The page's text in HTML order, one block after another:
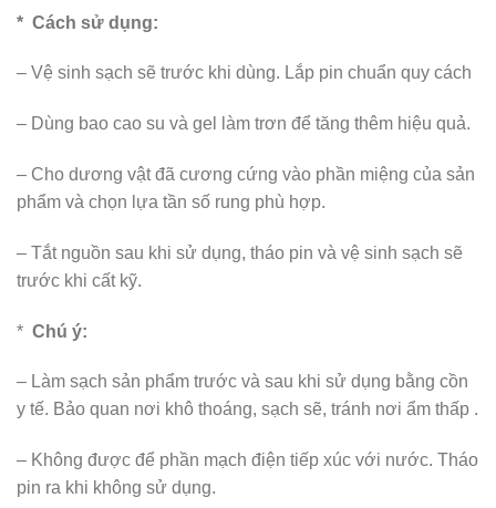
* Cách sử dụng:
– Vệ sinh sạch sẽ trước khi dùng. Lắp pin chuẩn quy cách
– Dùng bao cao su và gel làm trơn để tăng thêm hiệu quả.
– Cho dương vật đã cương cứng vào phần miệng của sản
phẩm và chọn lựa tần số rung phù hợp.
– Tắt nguồn sau khi sử dụng, tháo pin và vệ sinh sạch sẽ
trước khi cất kỹ.
* Chú ý:
– Làm sạch sản phẩm trước và sau khi sử dụng bằng cồn
y tế. Bảo quan nơi khô thoáng, sạch sẽ, tránh nơi ẩm thấp .
– Không được để phần mạch điện tiếp xúc với nước. Tháo
pin ra khi không sử dụng.